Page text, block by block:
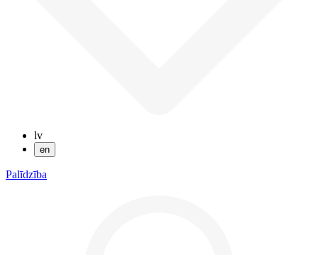
lv
en
Palīdzība